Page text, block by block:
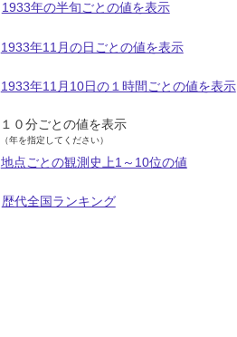
1933年の半旬ごとの値を表示
1933年11月の日ごとの値を表示
1933年11月10日の１時間ごとの値を表示
１０分ごとの値を表示
（年を指定してください）
地点ごとの観測史上1～10位の値
歴代全国ランキング